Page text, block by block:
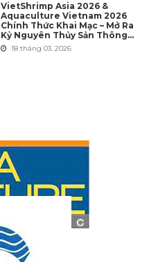
VietShrimp Asia 2026 &
Aquaculture Vietnam 2026
Chính Thức Khai Mạc – Mở Ra
Kỷ Nguyên Thủy Sản Thông
Minh Hội Nhập Toàn Cầu
18 tháng 03. 2026